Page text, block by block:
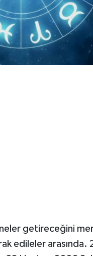
getireceğini
edileler arasında.